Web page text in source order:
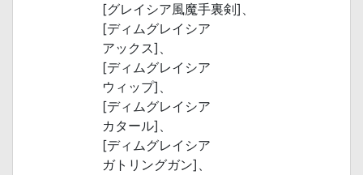
[グレイシア風魔手裏剣]、
[ディムグレイシア
アックス]、
[ディムグレイシア
ウィップ]、
[ディムグレイシア
カタール]、
[ディムグレイシア
ガトリングガン]、